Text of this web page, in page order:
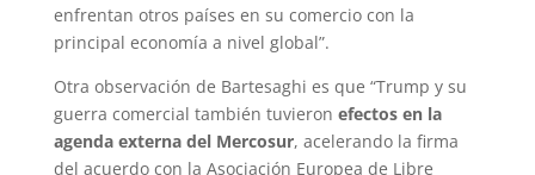
enfrentan otros países en su comercio con la
principal economía a nivel global”.
Otra observación de Bartesaghi es que “Trump y su
guerra comercial también tuvieron efectos en la
agenda externa del Mercosur, acelerando la firma
del acuerdo con la Asociación Europea de Libre